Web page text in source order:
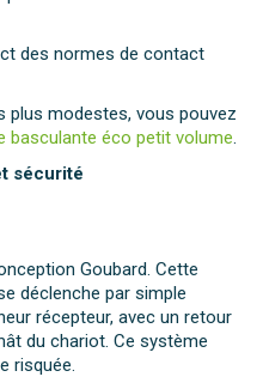
des normes de contact
plus modestes, vous pouvez
basculante éco petit volume.
sécurité
Goubard. Cette
déclenche par simple
récepteur, avec un retour
du chariot. Ce système
risquée.